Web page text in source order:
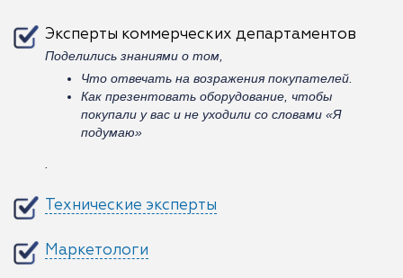
Эксперты коммерческих департаментов
Поделились знаниями о том,
Что отвечать на возражения покупателей.
Как презентовать оборудование, чтобы
покупали у вас и не уходили со словами «Я
подумаю»
Технические эксперты
Маркетологи